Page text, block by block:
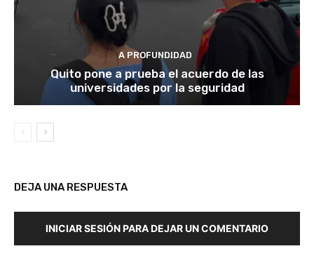
A PROFUNDIDAD
Quito pone a prueba el acuerdo de las
universidades por la seguridad
DEJA UNA RESPUESTA
INICIAR SESIÓN PARA DEJAR UN COMENTARIO